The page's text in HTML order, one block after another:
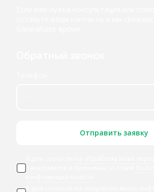
Отправить заявку
ознакомился и принимаю условия
Я даю